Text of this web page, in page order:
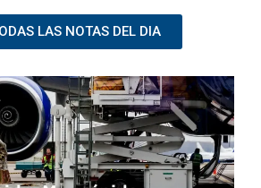
LAS NOTAS DEL DIA